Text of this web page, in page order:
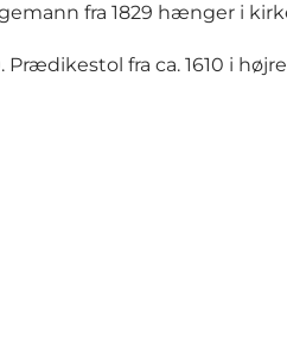
fra 1829 hænger i
fra ca. 1610 i